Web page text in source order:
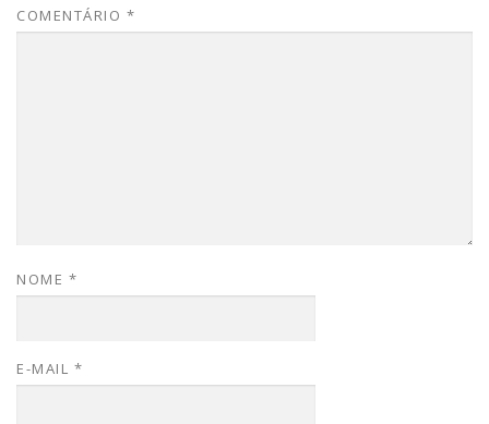
COMENTÁRIO *
NOME *
E-MAIL *